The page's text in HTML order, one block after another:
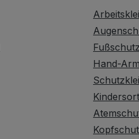
Fußschutz
Hand-